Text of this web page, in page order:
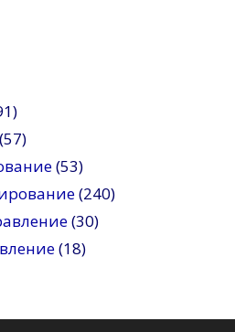
(57)
(53)
(240)
(30)
(18)